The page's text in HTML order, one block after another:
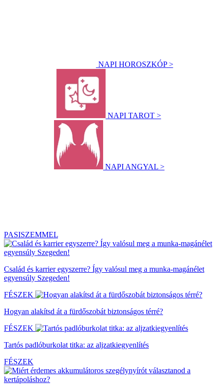
NAPI HOROSZKÓP >
NAPI TAROT >
NAPI ANGYAL >
PASISZEMMEL
Család és karrier egyszerre? Így valósul meg a munka-magánélet
egyensúly Szegeden!
FÉSZEK
Hogyan alakítsd át a fürdőszobát biztonságos térré?
FÉSZEK
Tartós padlóburkolat titka: az aljzatkiegyenlítés
FÉSZEK